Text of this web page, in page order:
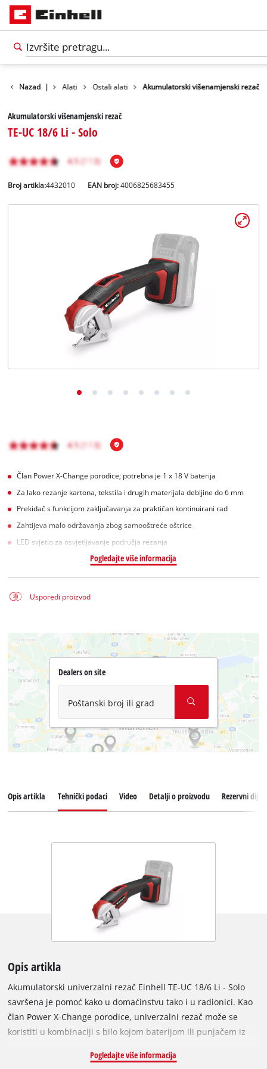
Nazad |
Proizvodi Alati Ostali alati Akumulatorski višenamjenski rezač
Akumulatorski višenamjenski rezač
TE-UC 18/6 Li - Solo
Broj artikla:4432010 EAN broj:4006825683455
Član Power X-Change porodice; potrebna je 1 x 18 V baterija
Za lako rezanje kartona, tekstila i drugih materijala debljine do 6 mm
Prekidač s funkcijom zaključavanja za praktičan kontinuirani rad
Zahtijeva malo održavanja zbog samooštreće oštrice
LED svjetlo za osvjetljavanje područja rezanja
Pogledajte više informacija
Usporedi proizvod
Dealers on site
Poštanski broj ili grad
Opis artikla Tehnički podaci Video Detalji o proizvodu Rezervni
Opis artikla
Akumulatorski univerzalni rezač Einhell TE-UC 18/6 Li - Solo
savršena je pomoć kako u domaćinstvu tako i u radionici. Kao
član Power X-Change porodice, univerzalni rezač može se
koristiti u kombinaciji s bilo kojom baterijom ili punjačem iz
montiranom samooštrećom oštricom koja može rezati
Pogledajte više informacija